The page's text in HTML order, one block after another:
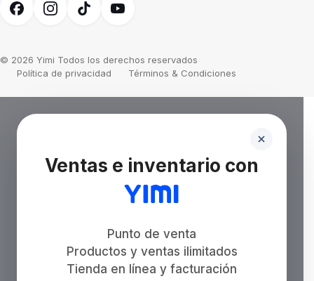
© 2026 Yimi Todos los derechos reservados
Política de privacidad
Términos & Condiciones
Ventas e inventario con
Punto de venta
Productos y ventas ilimitados
Tienda en línea y facturación